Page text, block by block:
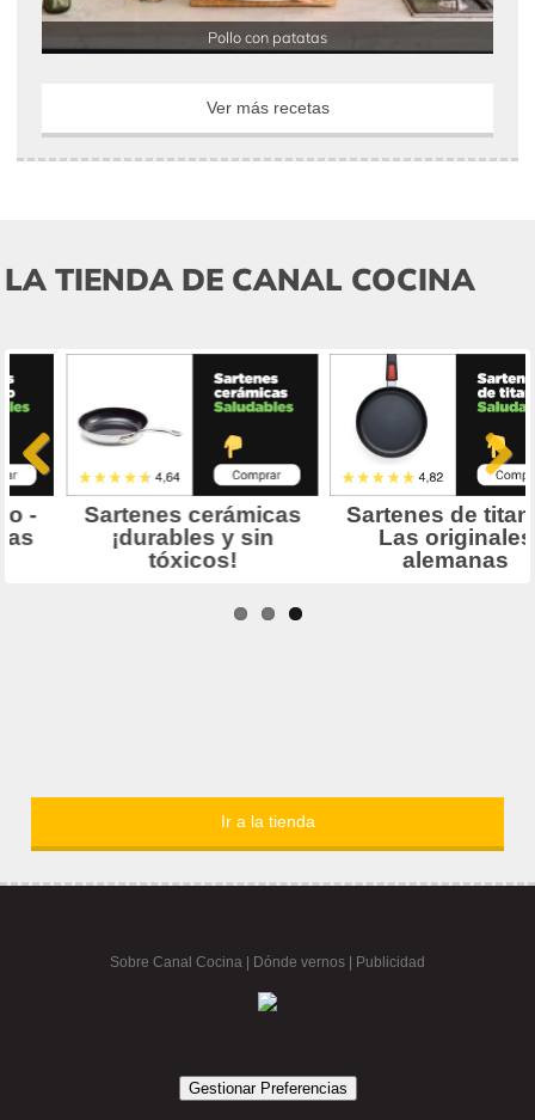
Pollo con patatas
Ver más recetas
LA TIENDA DE CANAL COCINA
Ir a la tienda
Sobre Canal Cocina Dónde vernos | Publicidad
Gestionar Preferencias